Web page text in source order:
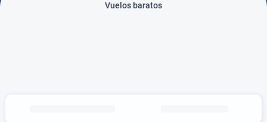
Vuelos baratos